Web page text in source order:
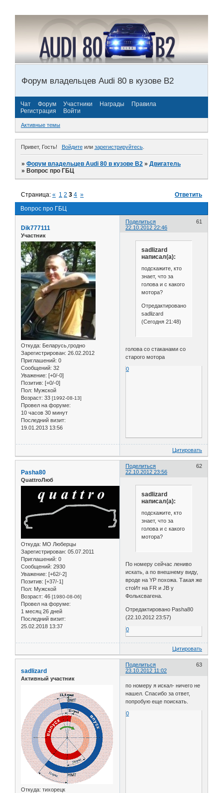
Форум владельцев Audi 80 в кузове В2
Чат Форум Участники Награды
Правила
Регистрация
Войти
Активные темы
Привет, Гость! Войдитеили зарегистрируйтесь.
»Форум владельцев Audi 80 в кузове В2 »Двигатель
»Вопрос про ГБЦ
Вопрос про ГБЦ
Страница:« 1 2 3 4 » Ответить
Поделиться
61
22.10.2012 22:46
Dik777111
Участник
Откуда: Беларусь,гродно
Зарегистрирован: 26.02.2012
Приглашений: 0
Сообщений: 32
Уважение: [+0/-0]
Позитив: [+0/-0]
Пол: Мужской
Возраст: 33 [1992-08-13]
Провел на форуме:
10 часов 30 минут
Последний визит:
19.01.2013 13:56
sadlizard
написал(а):
подскажите, кто
знает, что за
голова и с какого
мотора?
Отредактировано
sadlizard
(Сегодня 21:48)
голова со стаканами со
старого мотора
0
Цитировать
Поделиться
62
22.10.2012 23:56
Pasha80
QuattroЛюб
Откуда: МО Люберцы
Зарегистрирован: 05.07.2011
Приглашений: 0
Сообщений: 2930
Уважение: [+62/-2]
Позитив: [+37/-1]
Пол: Мужской
Возраст: 46 [1980-08-06]
Провел на форуме:
1 месяц 26 дней
Последний визит:
25.02.2018 13:37
sadlizard
написал(а):
подскажите, кто
знает, что за
голова и с какого
мотора?
По номеру сейчас лениво
искать, а по внешнему виду,
вроде на YP похожа. Такая же
стоИт на FR и JB у
Фольксвагена.
Отредактировано Pasha80
(22.10.2012 23:57)
0
Цитировать
Поделиться
63
23.10.2012 11:02
sadlizard
Активный участник
Откуда: тихорецк
по номеру я искал- ничего не
нашел. Спасибо за ответ,
попробую еще поискать.
0